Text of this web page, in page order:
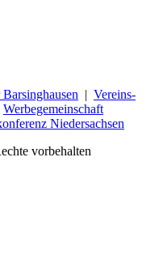
| Vereins-
Werbegemeinschaft
Niedersachsen
vorbehalten